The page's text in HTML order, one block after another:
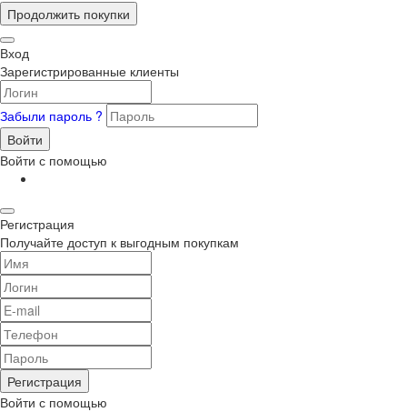
Продолжить покупки
Вход
Зарегистрированные клиенты
Забыли пароль ?
Войти
Войти с помощью
Регистрация
Получайте доступ к выгодным покупкам
Регистрация
Войти с помощью